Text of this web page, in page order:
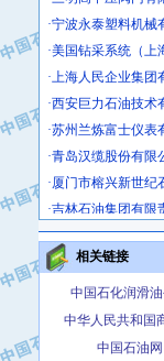
·宁波永泰塑料机械
·美国钻采系统（
·上海人民企业集团
·西安巨力石油技术
·苏州兰炼富士仪表
·青岛汉缆股份有限
·厦门市榕兴新世纪
·吉林石油集团有
·大港油田集团中成
·承德司达石油装备
·大港油田集团中成
·四川明星电缆有限
·中国石油大庆石油
·北京三盈联合石油
相关链接
中国石化润滑油
中华人民共和国
中国石油网